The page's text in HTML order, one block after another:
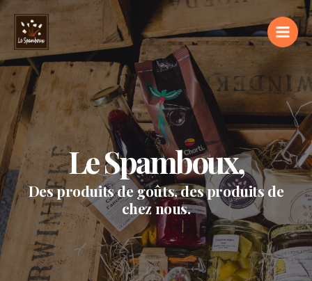
Le Spamboux,
Des produits de goûts, des produits de
chez nous.